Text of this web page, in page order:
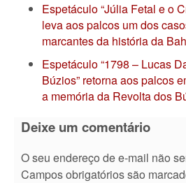
Espetáculo “Júlia Fetal e o
leva aos palcos um dos
marcantes da história da
Espetáculo “1798 – Lucas
Búzios” retorna aos palcos
a memória da Revolta dos
Deixe um comentário
O seu endereço de e-mail não
Campos obrigatórios são